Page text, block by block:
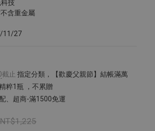
技
含重金屬
11/27
截止 指定分類，【歡慶父親節】結帳滿萬
粹1瓶 ，不累贈
、超商-滿1500免運
NT$1,225